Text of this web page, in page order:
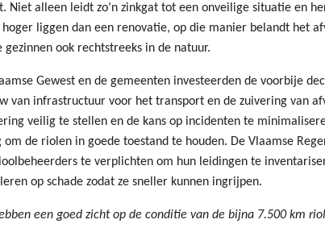
Niet alleen leidt zo’n zinkgat tot een onveilige situatie en
hoger liggen dan een renovatie, op die manier belandt het
gezinnen ook rechtstreeks in de natuur.
Gewest en de gemeenten investeerden de voorbije
van infrastructuur voor het transport en de zuivering van
veilig te stellen en de kans op incidenten te
om de riolen in goede toestand te houden. De Vlaamse
te verplichten om hun leidingen te
op schade zodat ze sneller kunnen ingrijpen.
een goed zicht op de conditie van de bijna 7.500 km